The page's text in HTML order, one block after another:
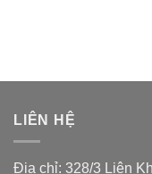
LIÊN HỆ
Địa chỉ: 328/3 Liên